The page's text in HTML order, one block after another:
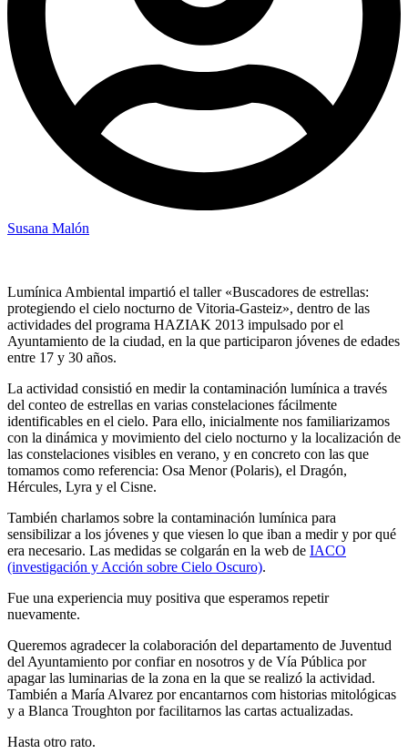
Susana Malón
Lumínica Ambiental impartió el taller «Buscadores de estrellas:
protegiendo el cielo nocturno de Vitoria-Gasteiz», dentro de las
actividades del programa HAZIAK 2013 impulsado por el
Ayuntamiento de la ciudad, en la que participaron jóvenes de edades
entre 17 y 30 años.
La actividad consistió en medir la contaminación lumínica a través
del conteo de estrellas en varias constelaciones fácilmente
identificables en el cielo. Para ello, inicialmente nos familiarizamos
con la dinámica y movimiento del cielo nocturno y la localización de
las constelaciones visibles en verano, y en concreto con las que
tomamos como referencia: Osa Menor (Polaris), el Dragón,
Hércules, Lyra y el Cisne.
También charlamos sobre la contaminación lumínica para
sensibilizar a los jóvenes y que viesen lo que iban a medir y por qué
era necesario. Las medidas se colgarán en la web de IACO
(investigación y Acción sobre Cielo Oscuro).
Fue una experiencia muy positiva que esperamos repetir
nuevamente.
Queremos agradecer la colaboración del departamento de Juventud
del Ayuntamiento por confiar en nosotros y de Vía Pública por
apagar las luminarias de la zona en la que se realizó la actividad.
También a María Alvarez por encantarnos com historias mitológicas
y a Blanca Troughton por facilitarnos las cartas actualizadas.
Hasta otro rato.